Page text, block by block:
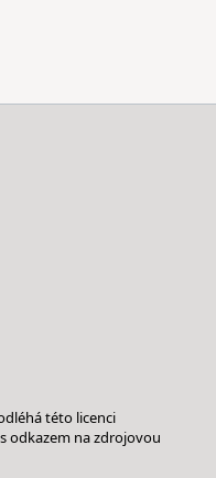
této licenci
odkazem na zdrojovou